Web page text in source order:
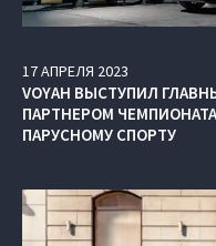
17АПРЕЛЯ 2023
VOYAH ВЫСТУПИЛ
ПАРТНЕРОМ
ПАРУСНОМУ СПОРТУ